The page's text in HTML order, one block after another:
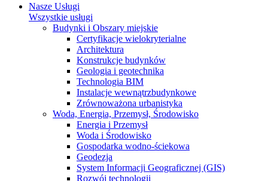
Nasze Usługi
Wszystkie usługi
Budynki i Obszary miejskie
Certyfikacje wielokryterialne
Architektura
Konstrukcje budynków
Geologia i geotechnika
Technologia BIM
Instalacje wewnątrzbudynkowe
Zrównoważona urbanistyka
Woda, Energia, Przemysł, Środowisko
Energia i Przemysł
Woda i Środowisko
Gospodarka wodno-ściekowa
Geodezja
System Informacji Geograficznej (GIS)
Rozwój technologii